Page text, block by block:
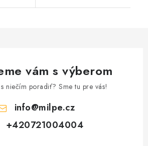
vám s výberom
niečím poradiť? Sme tu pre vás!
info@milpe.cz
+420721004004